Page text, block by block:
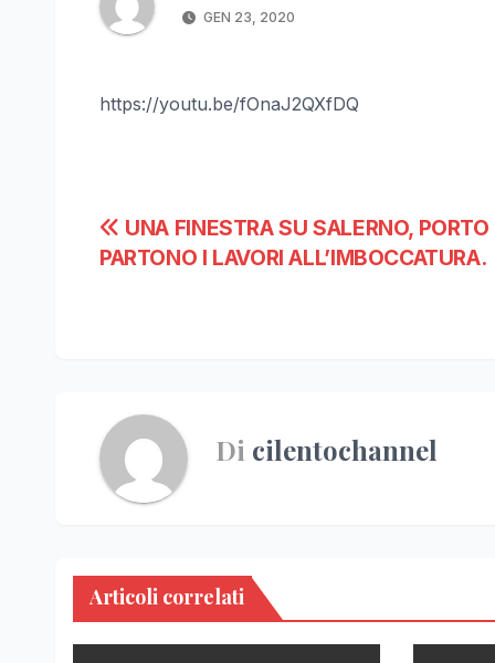
GEN 23, 2020
https://youtu.be/fOnaJ2QXfDQ
Navigazione
articoli
UNA FINESTRA SU SALERNO, PORTO
PARTONO I LAVORI ALL’IMBOCCATURA.
Di cilentochannel
Articoli correlati